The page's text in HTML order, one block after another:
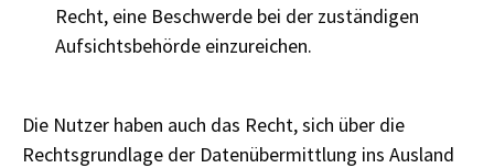
Recht, eine Beschwerde bei der zuständigen
Aufsichtsbehörde einzureichen.
Die Nutzer haben auch das Recht, sich über die
Rechtsgrundlage der Datenübermittlung ins Ausland